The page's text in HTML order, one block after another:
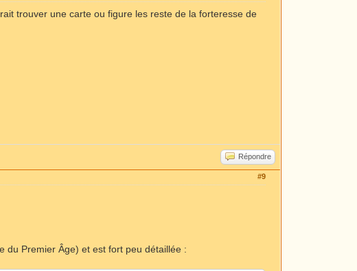
trouver une carte ou figure les reste de la forteresse de
Répondre
#9
du Premier Âge) et est fort peu détaillée :